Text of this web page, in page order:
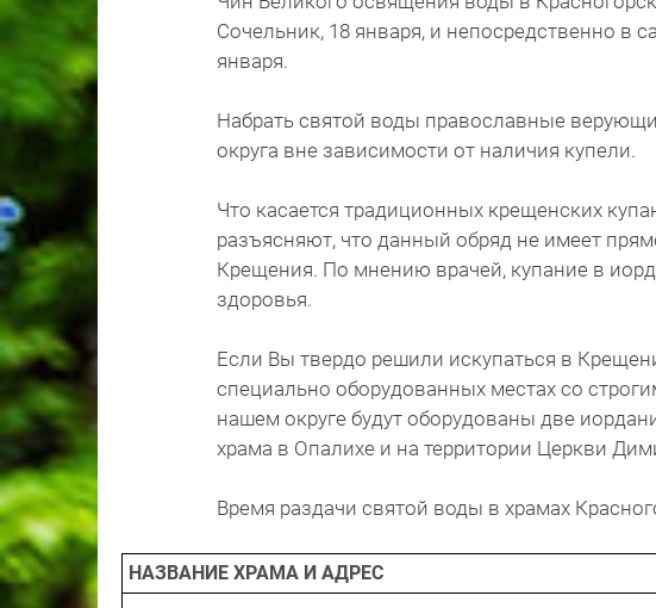
Сочельник, 18 января, и непосредственно в
января.
Набрать святой воды православные
округа вне зависимости от наличия купели.
Что касается традиционных крещенских
разъясняют, что данный обряд не имеет
Крещения. По мнению врачей, купание в
здоровья.
Если Вы твердо решили искупаться в
специально оборудованных местах со
нашем округе будут оборудованы две
храма в Опалихе и на территории Церкви
Время раздачи святой воды в храмах
НАЗВАНИЕ ХРАМА И АДРЕС